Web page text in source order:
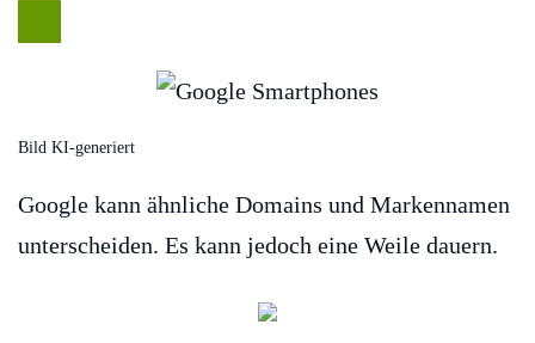
Bild KI-generiert
Google kann ähnliche Domains und Markennamen
unterscheiden. Es kann jedoch eine Weile dauern.